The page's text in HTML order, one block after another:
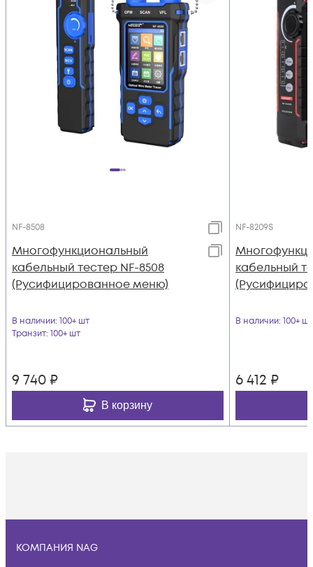
NF-8508
Многофункциональный
кабельный тестер NF-8508
(Русифицированное меню)
В наличии: 100+ шт
Транзит: 100+ шт
9 740 ₽
В корзину
NF-8209S
кабельный
В наличии: 100+ шт
6 412 ₽
КОМПАНИЯ NAG